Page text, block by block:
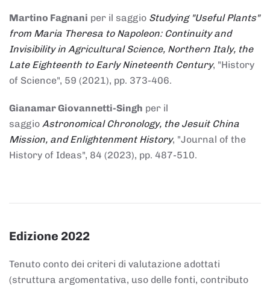
Martino Fagnani per il saggio Studying "Useful Plants"
from Maria Theresa to Napoleon: Continuity and
Invisibility in Agricultural Science, Northern Italy, the
Late Eighteenth to Early Nineteenth Century, "History
of Science", 59 (2021), pp. 373-406.
Gianamar Giovannetti-Singh per il
saggio Astronomical Chronology, the Jesuit China
Mission, and Enlightenment History, "Journal of the
History of Ideas", 84 (2023), pp. 487-510.
Edizione 2022
Tenuto conto dei criteri di valutazione adottati
(struttura argomentativa, uso delle fonti, contributo